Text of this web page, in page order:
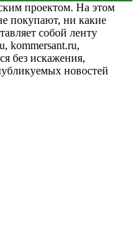
проектом. На этом
покупают, ни какие
собой ленту
kommersant.ru,
без искажения,
новостей